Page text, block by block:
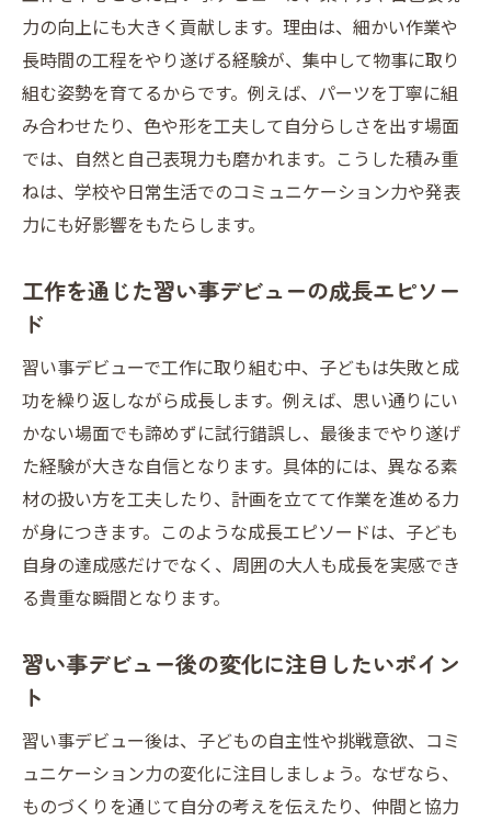
力の向上にも大きく貢献します。理由は、細かい作業や
長時間の工程をやり遂げる経験が、集中して物事に取り
組む姿勢を育てるからです。例えば、パーツを丁寧に組
み合わせたり、色や形を工夫して自分らしさを出す場面
では、自然と自己表現力も磨かれます。こうした積み重
ねは、学校や日常生活でのコミュニケーション力や発表
力にも好影響をもたらします。
工作を通じた習い事デビューの成長エピソー
ド
習い事デビューで工作に取り組む中、子どもは失敗と成
功を繰り返しながら成長します。例えば、思い通りにい
かない場面でも諦めずに試行錯誤し、最後までやり遂げ
た経験が大きな自信となります。具体的には、異なる素
材の扱い方を工夫したり、計画を立てて作業を進める力
が身につきます。このような成長エピソードは、子ども
自身の達成感だけでなく、周囲の大人も成長を実感でき
る貴重な瞬間となります。
習い事デビュー後の変化に注目したいポイン
ト
習い事デビュー後は、子どもの自主性や挑戦意欲、コミ
ュニケーション力の変化に注目しましょう。なぜなら、
ものづくりを通じて自分の考えを伝えたり、仲間と協力